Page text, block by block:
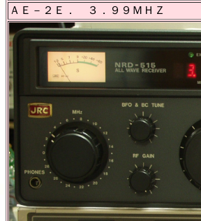
ＡＥ－２Ｅ． ３．９９ＭＨＺ